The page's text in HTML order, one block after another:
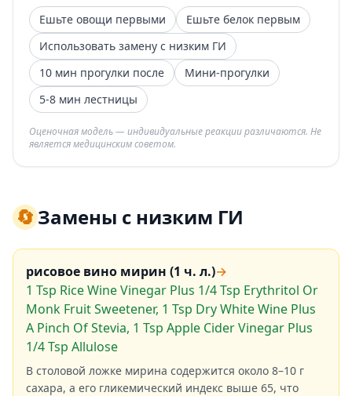
Ешьте овощи первыми
Ешьте белок первым
Использовать замену с низким ГИ
10 мин прогулки после
Мини-прогулки
5-8 мин лестницы
Оценочная модель — индивидуальные реакции различаются. Не
является медицинским советом.
🔄Замены с низким ГИ
рисовое вино мирин (1 ч. л.)→
1 Tsp Rice Wine Vinegar Plus 1/4 Tsp Erythritol Or
Monk Fruit Sweetener, 1 Tsp Dry White Wine Plus
A Pinch Of Stevia, 1 Tsp Apple Cider Vinegar Plus
1/4 Tsp Allulose
В столовой ложке мирина содержится около 8–10 г
сахара, а его гликемический индекс выше 65, что